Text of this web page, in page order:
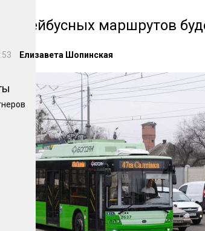
маршрутов
Елизавета Шопинская